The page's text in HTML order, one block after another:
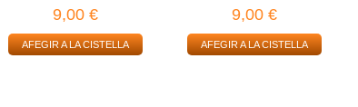
9,00 €
AFEGIR A LA CISTELLA
9,00 €
AFEGIR A LA CISTELLA